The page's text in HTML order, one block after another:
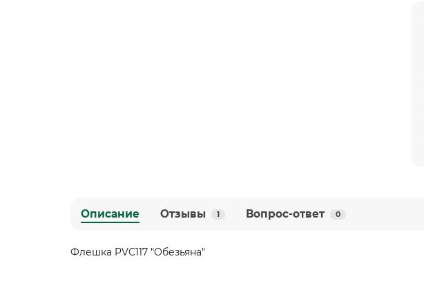
Описание Отзывы 1 Вопрос-ответ 0
Флешка PVC117 "Обезьяна"